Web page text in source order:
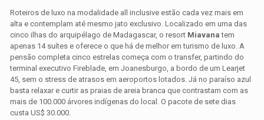
Roteiros de luxo na modalidade all inclusive estão cada vez mais em
alta e contemplam até mesmo jato exclusivo. Localizado em uma das
cinco ilhas do arquipélago de Madagascar, o resort Miavana tem
apenas 14 suítes e oferece o que há de melhor em turismo de luxo. A
pensão completa cinco estrelas começa com o transfer, partindo do
terminal executivo Fireblade, em Joanesburgo, a bordo de um Learjet
45, sem o stress de atrasos em aeroportos lotados. Já no paraíso azul
basta relaxar e curtir as praias de areia branca que contrastam com as
mais de 100.000 árvores indígenas do local. O pacote de sete dias
custa US$ 30.000.